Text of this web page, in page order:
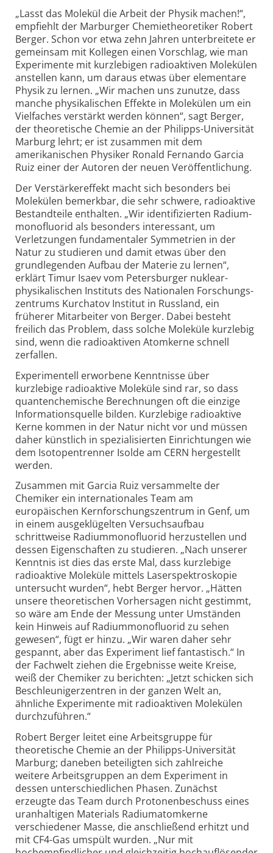
„Lasst das Molekül die Arbeit der Physik machen!“,
empfiehlt der Marburger Chemie­theoretiker Robert
Berger. Schon vor etwa zehn Jahren unterbreitete er
gemeinsam mit Kollegen einen Vorschlag, wie man
Experimente mit kurzlebigen radio­aktiven Molekülen
anstellen kann, um daraus etwas über elementare
Physik zu lernen. „Wir machen uns zunutze, dass
manche physikalischen Effekte in Molekülen um ein
Vielfaches verstärkt werden können“, sagt Berger,
der theoretische Chemie an der Philipps-Universität
Marburg lehrt; er ist zusammen mit dem
amerikanischen Physiker Ronald Fernando Garcia
Ruiz einer der Autoren der neuen Veröffentlichung.
Der Verstärkereffekt macht sich besonders bei
Molekülen bemerkbar, die sehr schwere, radioaktive
Bestandteile enthalten. „Wir identifizierten Radium­
monofluorid als besonders interessant, um
Verletzungen fundamentaler Symmetrien in der
Natur zu studieren und damit etwas über den
grundlegenden Aufbau der Materie zu lernen“,
erklärt Timur Isaev vom Petersburger nuklear­
physikalischen Instituts des Nationalen Forschungs­
zentrums Kurchatov Institut in Russland, ein
früherer Mitarbeiter von Berger. Dabei besteht
freilich das Problem, dass solche Moleküle kurzlebig
sind, wenn die radioaktiven Atomkerne schnell
zerfallen.
Experimentell erworbene Kenntnisse über
kurzlebige radioaktive Moleküle sind rar, so dass
quantenchemische Berechnungen oft die einzige
Informationsquelle bilden. Kurzlebige radioaktive
Kerne kommen in der Natur nicht vor und müssen
daher künstlich in spezialisierten Einrichtungen wie
dem Isotopentrenner Isolde am CERN hergestellt
werden.
Zusammen mit Garcia Ruiz versammelte der
Chemiker ein internationales Team am
europäischen Kernforschungs­zentrum in Genf, um
in einem ausgeklügelten Versuchs­aufbau
schrittweise Radium­monofluorid herzustellen und
dessen Eigenschaften zu studieren. „Nach unserer
Kenntnis ist dies das erste Mal, dass kurzlebige
radioaktive Moleküle mittels Laser­spektroskopie
untersucht wurden“, hebt Berger hervor. „Hätten
unsere theoretischen Vorhersagen nicht gestimmt,
so wäre am Ende der Messung unter Umständen
kein Hinweis auf Radium­monofluorid zu sehen
gewesen“, fügt er hinzu. „Wir waren daher sehr
gespannt, aber das Experiment lief fantastisch.“ In
der Fachwelt ziehen die Ergebnisse weite Kreise,
weiß der Chemiker zu berichten: „Jetzt schicken sich
Beschleunigerzentren in der ganzen Welt an,
ähnliche Experimente mit radioaktiven Molekülen
durchzuführen.“
Robert Berger leitet eine Arbeitsgruppe für
theoretische Chemie an der Philipps-Universität
Marburg; daneben beteiligten sich zahlreiche
weitere Arbeitsgruppen an dem Experiment in
dessen unter­schiedlichen Phasen. Zunächst
erzeugte das Team durch Protonen­beschuss eines
uranhaltigen Materials Radium­atomkerne
verschiedener Masse, die anschließend erhitzt und
mit CF4-Gas umspült wurden. „Nur mit